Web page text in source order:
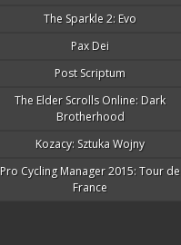
The Sparkle 2: Evo
Pax Dei
Post Scriptum
The Elder Scrolls Online: Dark
Brotherhood
Kozacy: Sztuka Wojny
Pro Cycling Manager 2015: Tour de
France